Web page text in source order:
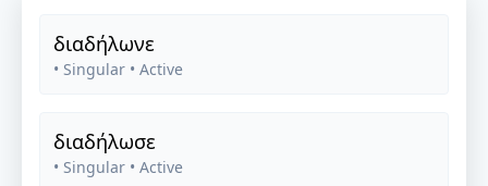
διαδήλωνε
• Singular • Active
διαδήλωσε
• Singular • Active